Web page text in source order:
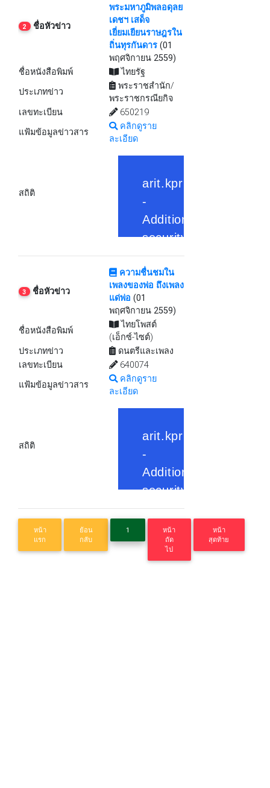
2 ชื่อหัวข่าว
พระมหาภูมิพลอดุลย
เดชฯ เสด็จ
เยี่ยมเยียนราษฎรใน
ถิ่นทุรกันดาร (01
พฤศจิกายน 2559)
ชื่อหนังสือพิมพ์
ไทยรัฐ
ประเภทข่าว
พระราชสำนัก/
พระราชกรณียกิจ
เลขทะเบียน
650219
แฟ้มข้อมูลข่าวสาร
คลิกดูราย
ละเอียด
สถิติ
3 ชื่อหัวข่าว
ความชื่นชมใน
เพลงของพ่อ ถึงเพลง
แด่พ่อ (01
พฤศจิกายน 2559)
ชื่อหนังสือพิมพ์
ไทยโพสต์
(เอ็กซ์-ไซต์)
ประเภทข่าว
ดนตรีและเพลง
เลขทะเบียน
640074
แฟ้มข้อมูลข่าวสาร
คลิกดูราย
ละเอียด
สถิติ
หน้า
แรก
ย้อน
กลับ
1
หน้า
ถัด
ไป
หน้า
สุดท้าย